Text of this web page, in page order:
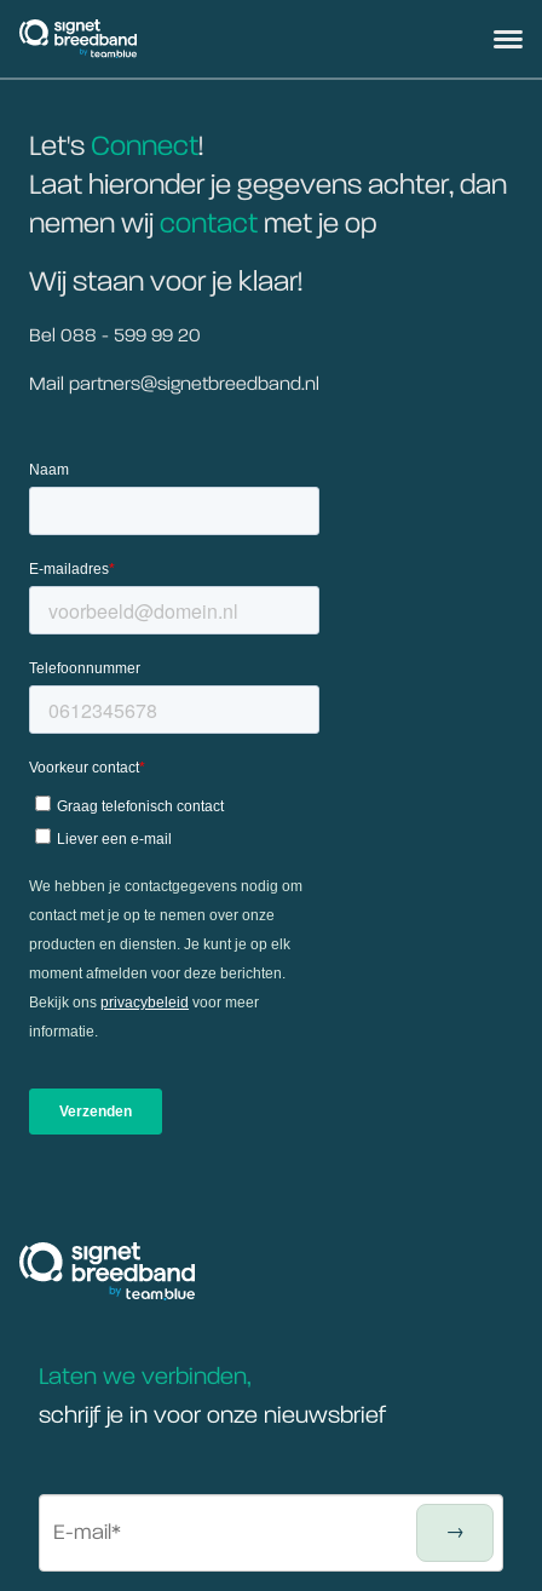
signetbreedband
Let's Connect!
Laat hieronder je gegevens achter, dan
nemen wij contact met je op
Wij staan voor je klaar!
Bel 088 - 599 99 20
Mail partners@signetbreedband.nl
Laten we verbinden,
schrijf je in voor onze nieuwsbrief